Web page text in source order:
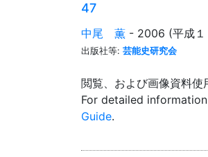
47
中尾 薫 - 2006 (平成１
出版社等: 芸能史研究会
閲覧、および画像資料使
For detailed
Guide.